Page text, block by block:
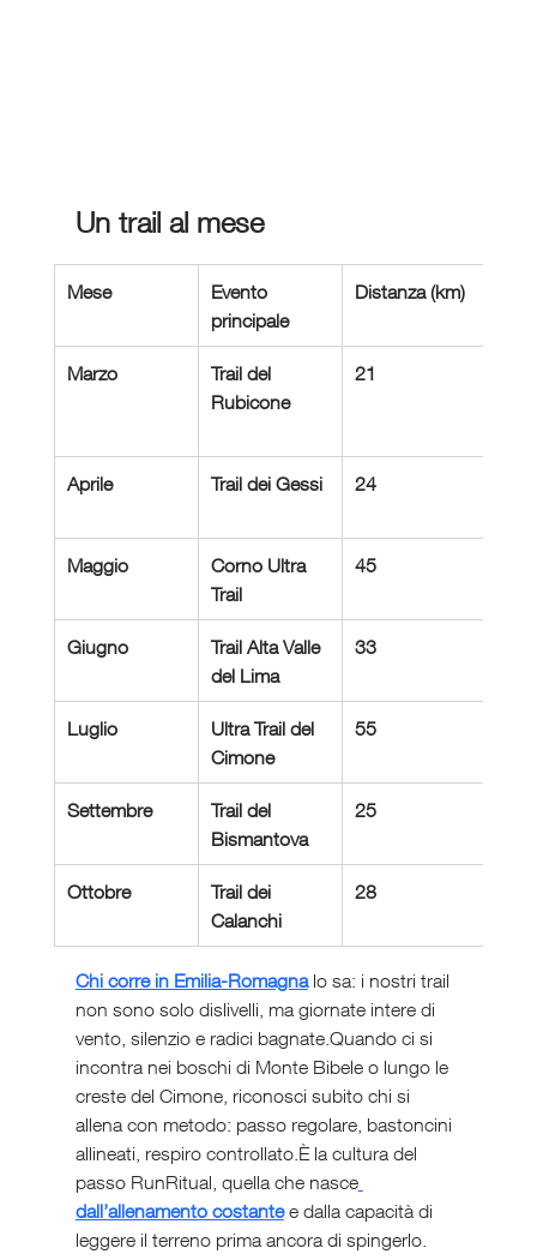
Un trail al mese
Mese
Evento
principale
Distanza (km)
Marzo
Trail del
Rubicone
21
Aprile Trail dei Gessi 24
Maggio
Corno Ultra
Trail
45
Giugno
Trail Alta Valle
del Lima
33
Luglio
Ultra Trail del
Cimone
55
Settembre
Trail del
Bismantova
25
Ottobre
Trail dei
Calanchi
28
Chi corre in Emilia-Romagna lo sa: i nostri trail
non sono solo dislivelli, ma giornate intere di
vento, silenzio e radici bagnate.Quando ci si
incontra nei boschi di Monte Bibele o lungo le
creste del Cimone, riconosci subito chi si
allena con metodo: passo regolare, bastoncini
allineati, respiro controllato.È la cultura del
passo RunRitual, quella che nasce
dall’allenamento costante e dalla capacità di
leggere il terreno prima ancora di spingerlo.